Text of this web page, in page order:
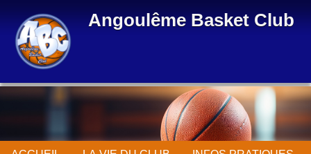
Angoulême Basket Club